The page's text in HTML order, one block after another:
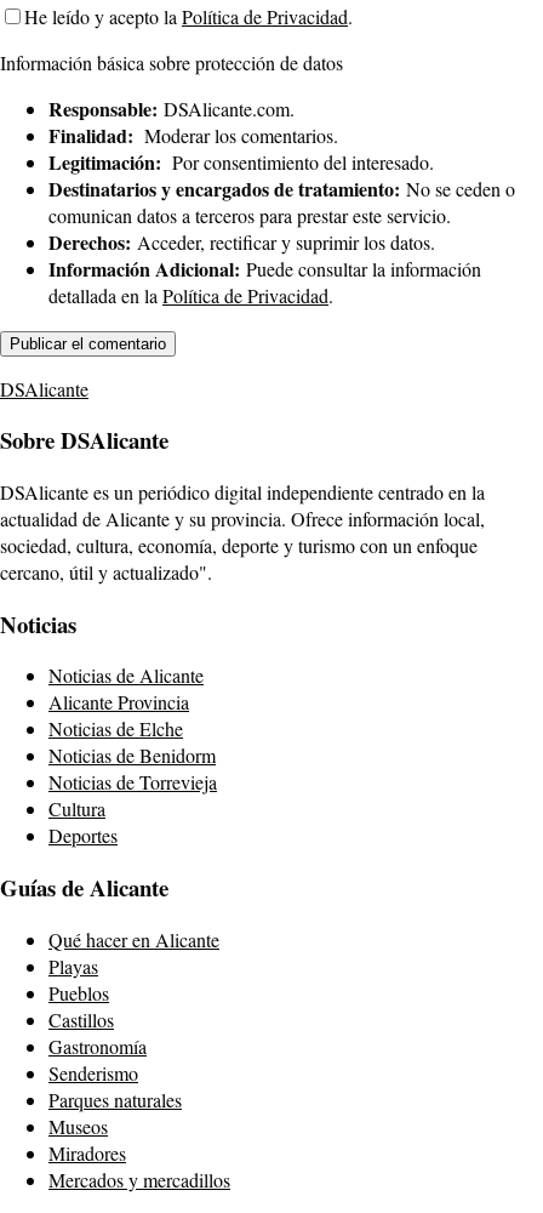
He leído y acepto la Política de Privacidad.
Información básica sobre protección de datos
Responsable: DSAlicante.com.
Finalidad: Moderar los comentarios.
Legitimación: Por consentimiento del interesado.
Destinatarios y encargados de tratamiento: No se ceden o
comunican datos a terceros para prestar este servicio.
Derechos: Acceder, rectificar y suprimir los datos.
Información Adicional: Puede consultar la información
detallada en la Política de Privacidad.
DSAlicante
Sobre DSAlicante
DSAlicante es un periódico digital independiente centrado en la
actualidad de Alicante y su provincia. Ofrece información local,
sociedad, cultura, economía, deporte y turismo con un enfoque
cercano, útil y actualizado".
Noticias
Noticias de Alicante
Alicante Provincia
Noticias de Elche
Noticias de Benidorm
Noticias de Torrevieja
Cultura
Deportes
Guías de Alicante
Qué hacer en Alicante
Playas
Pueblos
Castillos
Gastronomía
Senderismo
Parques naturales
Museos
Miradores
Mercados y mercadillos